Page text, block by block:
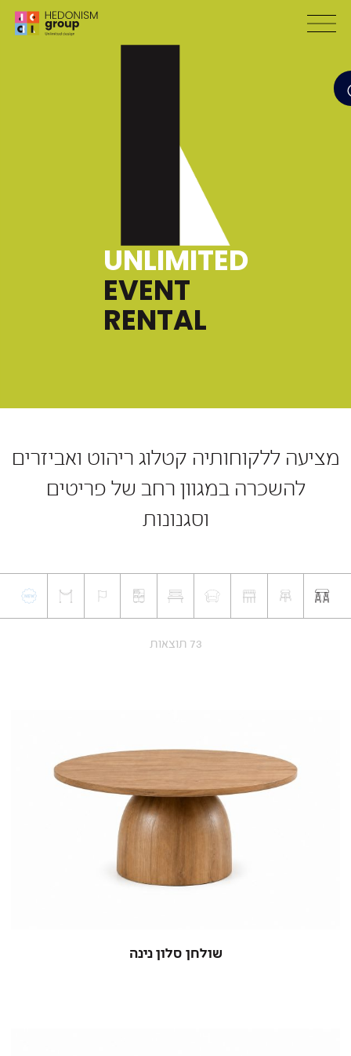
UNLIMITED
EVENT
RENTAL
מציעה ללקוחותיה קטלוג ריהוט ואביזרים
להשכרה במגוון רחב של פריטים
וסגנונות
73 תוצאות
שולחן סלון נינה